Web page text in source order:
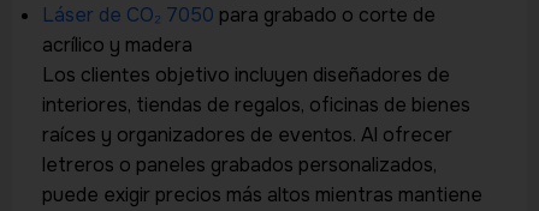
Láser de CO₂ 7050 para grabado o corte de
acrílico y madera
Los clientes objetivo incluyen diseñadores de
interiores, tiendas de regalos, oficinas de bienes
raíces y organizadores de eventos. Al ofrecer
letreros o paneles grabados personalizados,
puede exigir precios más altos mientras mantiene